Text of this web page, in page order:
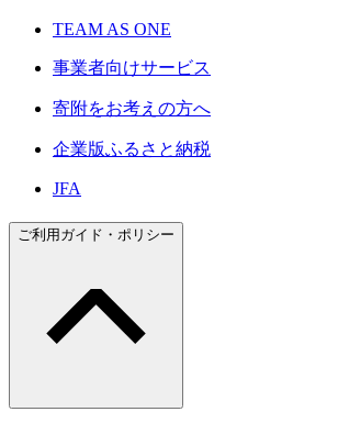
TEAM AS ONE
事業者向けサービス
寄附をお考えの方へ
企業版ふるさと納税
JFA
ご利用ガイド・ポリシー